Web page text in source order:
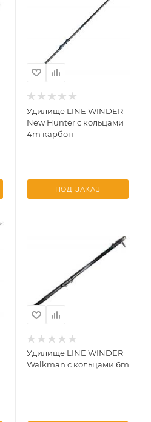
Удилище LINE WINDER
New Hunter с кольцами
4m карбон
ПОД ЗАКАЗ
Удилище LINE WINDER
Walkman с кольцами 6m